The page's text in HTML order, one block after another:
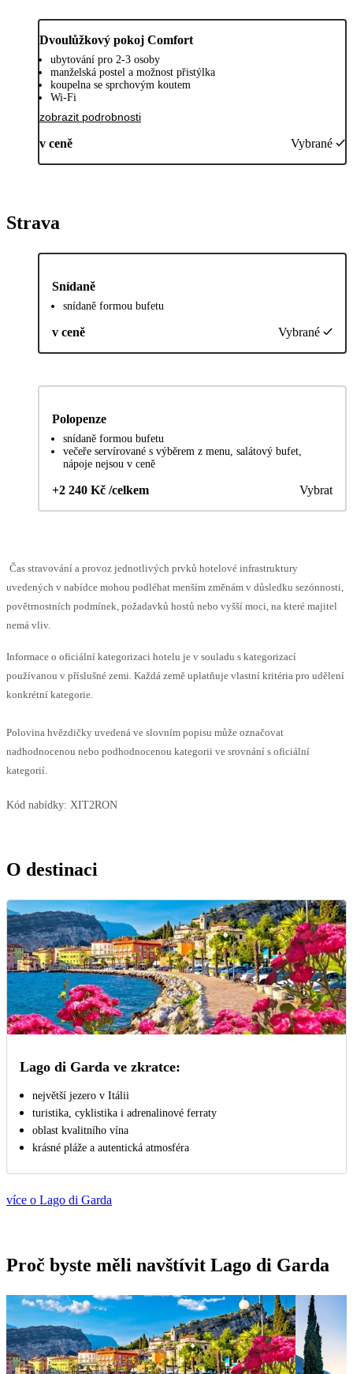
Dvoulůžkový pokoj Comfort
ubytování pro 2-3 osoby
manželská postel a možnost přistýlka
koupelna se sprchovým koutem
Wi-Fi
zobrazit podrobnosti
v ceně Vybrané
Strava
Snídaně
snídaně formou bufetu
v ceně Vybrané
Polopenze
snídaně formou bufetu
večeře servírované s výběrem z menu, salátový bufet,
nápoje nejsou v ceně
+2 240 Kč /celkem Vybrat
Čas stravování a provoz jednotlivých prvků hotelové infrastruktury
uvedených v nabídce mohou podléhat menším změnám v důsledku sezónnosti,
povětrnostních podmínek, požadavků hostů nebo vyšší moci, na které majitel
nemá vliv.
Informace o oficiální kategorizaci hotelu je v souladu s kategorizací
používanou v příslušné zemi. Každá země uplatňuje vlastní kritéria pro udělení
konkrétní kategorie.
Polovina hvězdičky uvedená ve slovním popisu může označovat
nadhodnocenou nebo podhodnocenou kategorii ve srovnání s oficiální
kategorií.
Kód nabídky: XIT2RON
O destinaci
Lago di Garda ve zkratce:
největší jezero v Itálii
turistika, cyklistika i adrenalinové ferraty
oblast kvalitního vína
krásné pláže a autentická atmosféra
více o Lago di Garda
Proč byste měli navštívit Lago di Garda